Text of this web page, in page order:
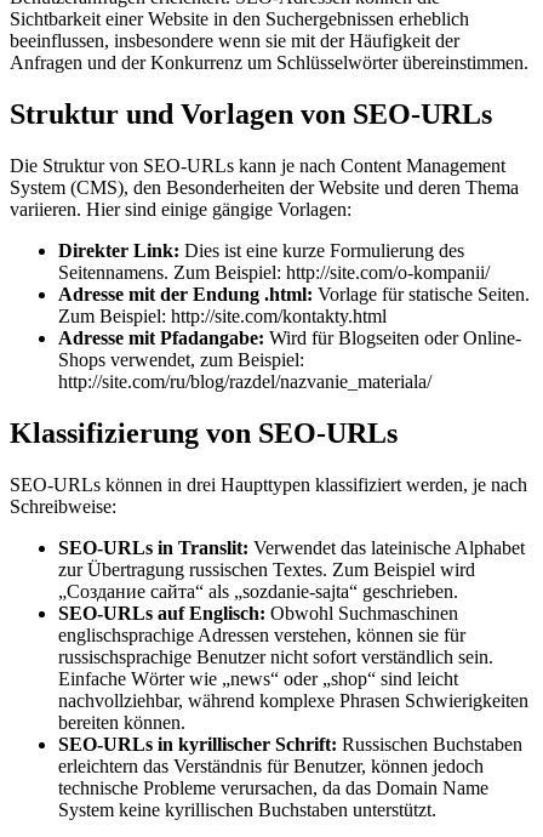
Sichtbarkeit einer Website in den Suchergebnissen erheblich
beeinflussen, insbesondere wenn sie mit der Häufigkeit der
Anfragen und der Konkurrenz um Schlüsselwörter übereinstimmen.
Struktur und Vorlagen von SEO-URLs
Die Struktur von SEO-URLs kann je nach Content Management
System (CMS), den Besonderheiten der Website und deren Thema
variieren. Hier sind einige gängige Vorlagen:
Direkter Link: Dies ist eine kurze Formulierung des
Seitennamens. Zum Beispiel: http://site.com/o-kompanii/
Adresse mit der Endung .html: Vorlage für statische Seiten.
Zum Beispiel: http://site.com/kontakty.html
Adresse mit Pfadangabe: Wird für Blogseiten oder Online-
Shops verwendet, zum Beispiel:
http://site.com/ru/blog/razdel/nazvanie_materiala/
Klassifizierung von SEO-URLs
SEO-URLs können in drei Haupttypen klassifiziert werden, je nach
Schreibweise:
SEO-URLs in Translit: Verwendet das lateinische Alphabet
zur Übertragung russischen Textes. Zum Beispiel wird
„Создание сайта“ als „sozdanie-sajta“ geschrieben.
SEO-URLs auf Englisch: Obwohl Suchmaschinen
englischsprachige Adressen verstehen, können sie für
russischsprachige Benutzer nicht sofort verständlich sein.
Einfache Wörter wie „news“ oder „shop“ sind leicht
nachvollziehbar, während komplexe Phrasen Schwierigkeiten
bereiten können.
SEO-URLs in kyrillischer Schrift: Russischen Buchstaben
erleichtern das Verständnis für Benutzer, können jedoch
technische Probleme verursachen, da das Domain Name
System keine kyrillischen Buchstaben unterstützt.